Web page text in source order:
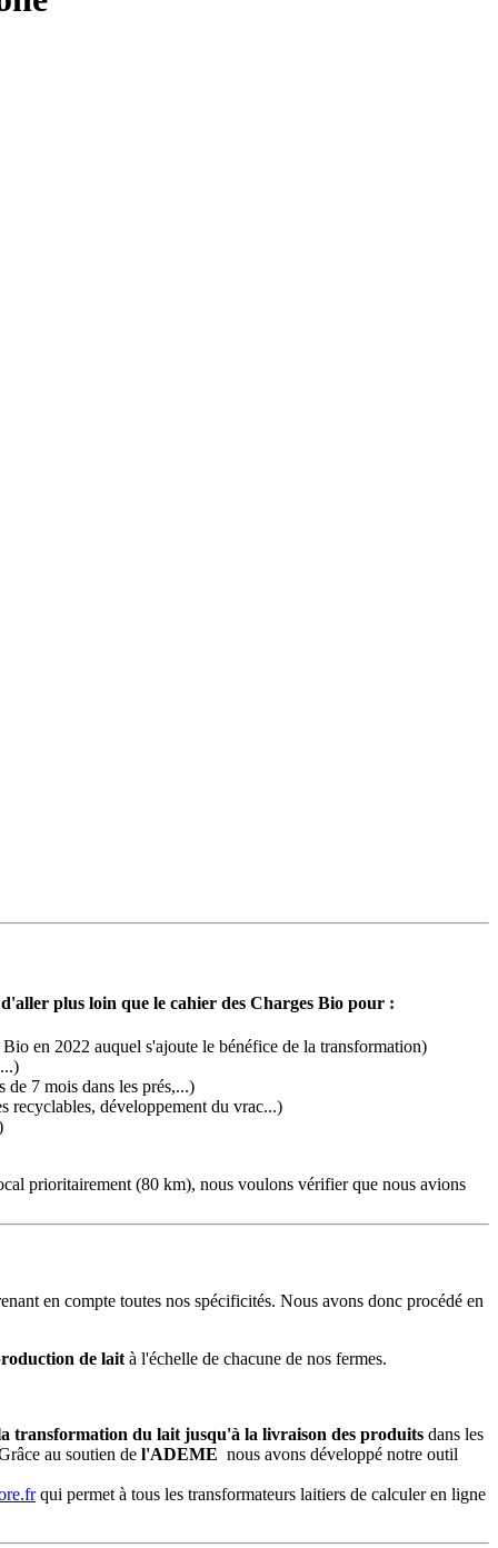
d'aller plus loin que le cahier des Charges Bio pour :
en 2022 auquel s'ajoute le bénéfice de la transformation)
7 mois dans les prés,...)
recyclables, développement du vrac...)
prioritairement (80 km), nous voulons vérifier que nous avions
en compte toutes nos spécificités. Nous avons donc procédé en
de lait à l'échelle de chacune de nos fermes.
transformation du lait jusqu'à la livraison des produits dans les
au soutien de l'ADEME nous avons développé notre outil
qui permet à tous les transformateurs laitiers de calculer en ligne